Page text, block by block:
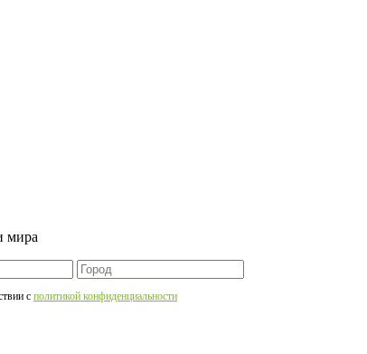
мира
c политикой конфиденциальности